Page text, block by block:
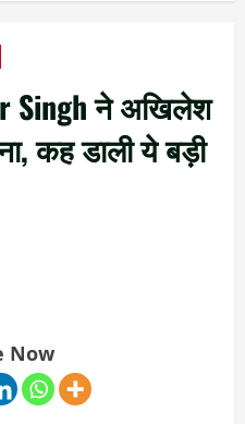
Singh ने अखिलेश
कह डाली ये बड़ी
Now